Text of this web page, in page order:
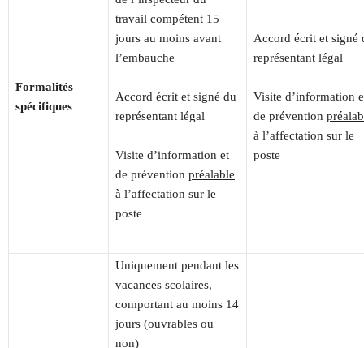
Formalités
spécifiques
travail compétent 15
jours au moins avant
l’embauche
Accord écrit et signé du
représentant légal
Visite d’information et
de prévention préalable
à l’affectation sur le
poste
Accord écrit et signé
représentant légal
Visite d’information
de prévention
à l’affectation sur le
poste
Uniquement pendant les
vacances scolaires,
comportant au moins 14
jours (ouvrables ou
non)